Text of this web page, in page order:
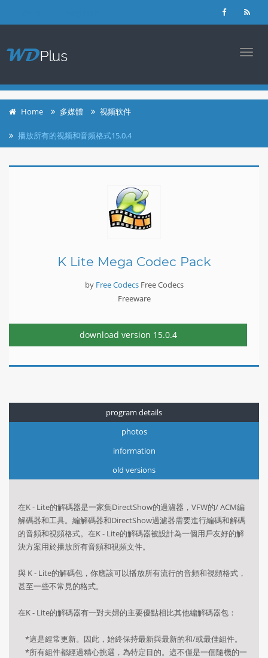
Home 多媒體 视频软件
播放所有的视频和音频格式15.0.4
K Lite Mega Codec Pack
by Free Codecs Free Codecs
Freeware
download version 15.0.4
program details
photos
information
old versions
在K - Lite的解碼器是一家集DirectShow的過濾器，VFW的/ ACM編
解碼器和工具。 編解碼器和DirectShow過濾器需要進行編碼和解碼
的音頻和視頻格式。 在K - Lite的解碼器被設計為一個用戶友好的解
決方案用於播放所有音頻和視頻文件。
與 K - Lite的解碼包，你應該可以播放所有流行的音頻和視頻格式，
甚至一些不常見的格式。
在K - Lite的解碼器有一對夫婦的主要優點相比其他編解碼器包：
*這是經常更新。 因此，始終保持最新與最新的和/或最佳組件。
*所有組件都經過精心挑選，為特定目的。 這不僅是一個隨機的一